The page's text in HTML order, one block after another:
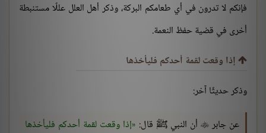
فإنكم لا تدرون في أي طعامكم البركة، وذكر أهل العلل عللًا مستنبطة
أخرى في قضية حفظ النعمة.
إذا وقعت لقمة أحدكم فليأخذها
وذكر حديثًا آخر:
عن جابر  أن النبي ﷺ قال: إذا وقعت لقمة أحدكم فليأخذها